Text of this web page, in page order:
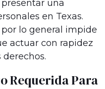
una
en Texas.
lo general impide
actuar con rapidez
Requerida Para